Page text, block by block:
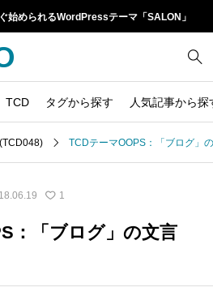
始められるWordPressテーマ「SALON」
TCD タグから探す 人気記事から探
retinaディスプレイ
TCDテーマOOPS：「ブログ」
1
：「ブログ」の文言